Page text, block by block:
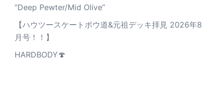
”Deep Pewter/Mid Olive”
【ハウツースケートボウ道&元祖デッキ拝見 2026年8
月号！！】
HARDBODY🍄